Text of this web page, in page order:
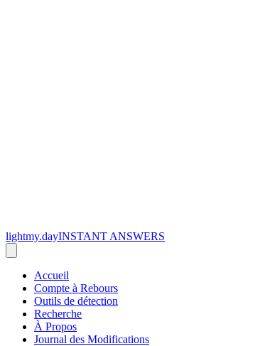
lightmy.dayINSTANT ANSWERS
Accueil
Compte à Rebours
Outils de détection
Recherche
À Propos
Journal des Modifications